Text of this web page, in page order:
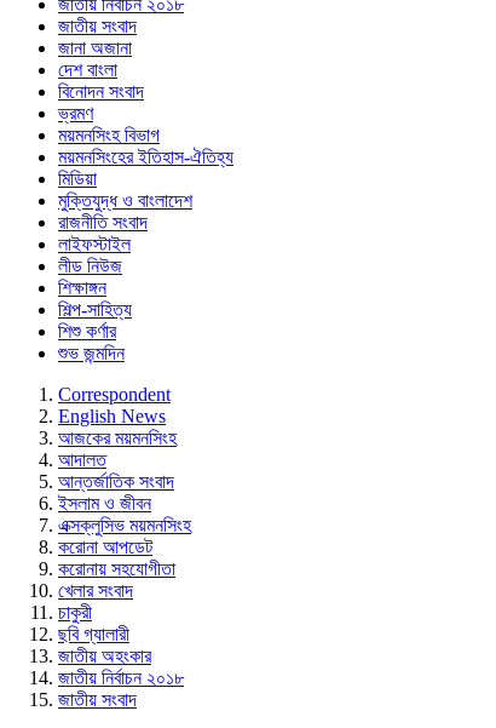
জাতীয় নির্বাচন ২০১৮
জাতীয় সংবাদ
জানা অজানা
দেশ বাংলা
বিনোদন সংবাদ
ভ্রমণ
ময়মনসিংহ বিভাগ
ময়মনসিংহের ইতিহাস-ঐতিহ্য
মিডিয়া
মুক্তিযুদ্ধ ও বাংলাদেশ
রাজনীতি সংবাদ
লাইফস্টাইল
লীড নিউজ
শিক্ষাঙ্গন
শিল্প-সাহিত্য
শিশু কর্ণার
শুভ জন্মদিন
Correspondent
English News
আজকের ময়মনসিংহ
আদালত
আন্তর্জাতিক সংবাদ
ইসলাম ও জীবন
এক্সক্লুসিভ ময়মনসিংহ
করোনা আপডেট
করোনায় সহযোগীতা
খেলার সংবাদ
চাকুরী
ছবি গ্যালারী
জাতীয় অহংকার
জাতীয় নির্বাচন ২০১৮
জাতীয় সংবাদ